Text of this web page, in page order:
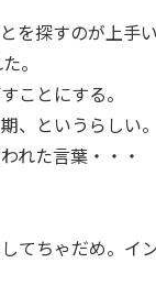
を探すのが上手い
。
ことにする。
、というらしい。
れた言葉・・・
てちゃだめ。イ